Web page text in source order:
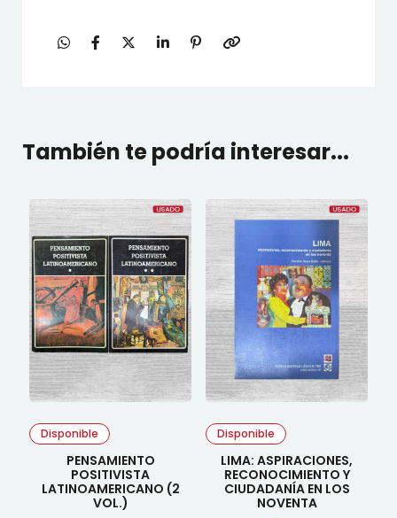
También te podría interesar...
Disponible
PENSAMIENTO
POSITIVISTA
LATINOAMERICANO (2
VOL.)
Disponible
LIMA: ASPIRACIONES,
RECONOCIMIENTO Y
CIUDADANÍA EN LOS
NOVENTA